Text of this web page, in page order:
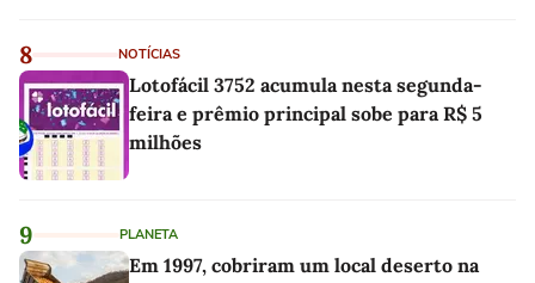
8 NOTÍCIAS
Lotofácil 3752 acumula nesta segunda-
feira e prêmio principal sobe para R$ 5
milhões
9 PLANETA
Em 1997, cobriram um local deserto na